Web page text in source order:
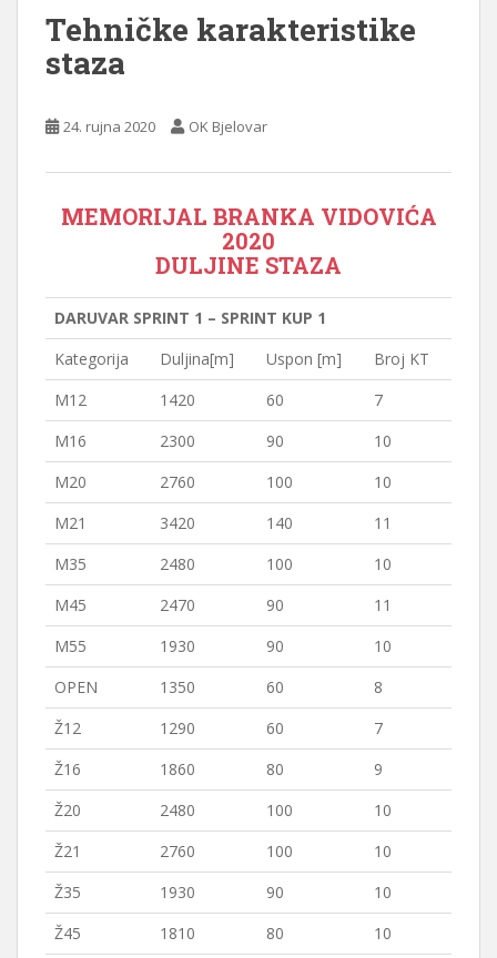
Tehničke karakteristike
staza
24. rujna 2020 OK Bjelovar
MEMORIJAL BRANKA VIDOVIĆA
2020
DULJINE STAZA
DARUVAR SPRINT 1 – SPRINT KUP 1
Kategorija
Duljina[m] Uspon [m]
Broj KT
M12
1420 60
7
M16
2300 90
10
M20
2760 100
10
M21
3420 140
11
M35
2480 100
10
M45
2470 90
11
M55
1930 90
10
OPEN
1350 60
8
Ž12
1290 60
7
Ž16
1860 80
9
Ž20
2480 100
10
Ž21
2760 100
10
Ž35
1930 90
10
Ž45
1810 80
10